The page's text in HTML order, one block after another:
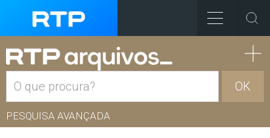
OK
PESQUISA AVANÇADA